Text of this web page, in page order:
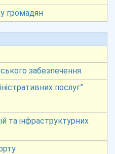
громадян
забезпечення
послуг”
та інфраструктурних